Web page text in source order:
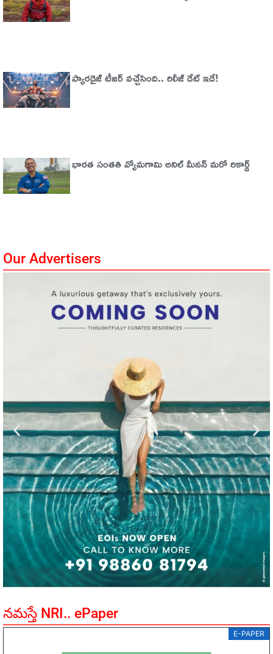
ప్యారడైజ్‌ టీజర్‌ వచ్చేసింది.. రిలీజ్‌ డేట్‌ ఇదే!
భారత సంతతి వ్యోమగామి అనిల్‌ మీనన్‌ మరో రికార్డ్‌
Our Advertisers
నమస్తే NRI.. ePaper
E-PAPER